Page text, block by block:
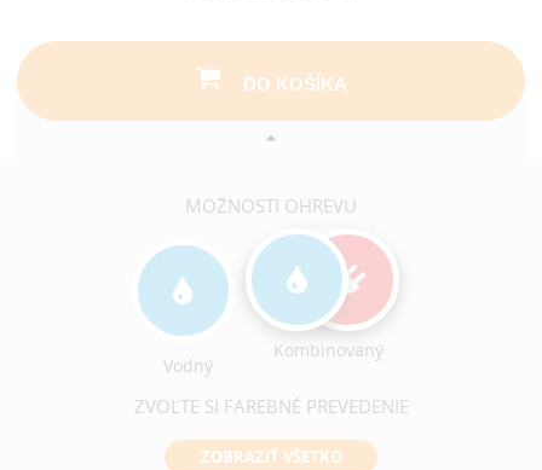
DO KOŠÍKA
MOŽNOSTI OHREVU
Vodný
Kombinovaný
ZVOĽTE SI FAREBNÉ PREVEDENIE
ZOBRAZIŤ VŠETKO